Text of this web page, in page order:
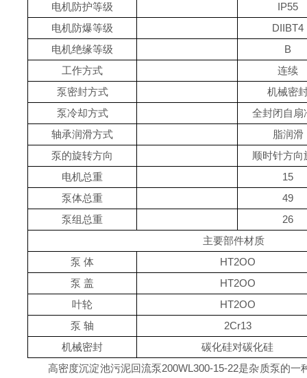
电机防护等级
IP55
电机防爆等级
DIIBT4
电机绝缘等级
B
工作方式
连续
泵密封方式
机械密
泵冷却方式
全封闭自扇
轴承润滑方式
脂润滑
泵的旋转方向
顺时针方向
电机总重
15
泵体总重
49
泵组总重
26
主要部件材质
泵 体
HT2OO
泵 盖
HT2OO
叶轮
HT2OO
泵 轴
2Cr13
机械密封
碳化硅对碳化硅
高密度沉淀池污泥回流泵200WL300-15-22是杂质泵的一